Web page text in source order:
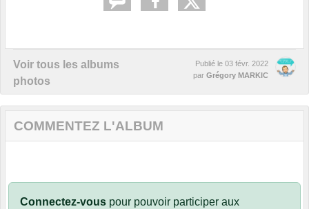
Voir tous les albums
photos
Publié le 03 févr. 2022
par Grégory MARKIC
COMMENTEZ L'ALBUM
Connectez-vous pour pouvoir participer aux